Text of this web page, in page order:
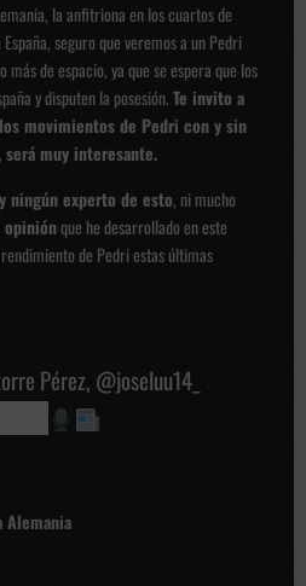
la anfitriona en los cuartos de
seguro que veremos a un Pedri
más de espacio, ya que se espera que los
y disputen la posesión.Te invito a
movimientos de Pedri con y sin
muy interesante.
ningún experto de esto, ni mucho
opiniónque he desarrollado en este
de Pedri estas últimas
Pérez, @joseluu14_
Alemania